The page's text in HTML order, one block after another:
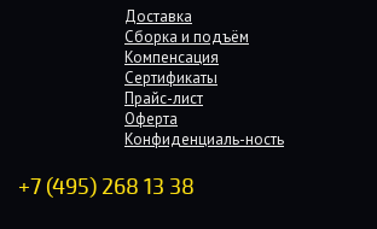
Доставка
Сборка и подъём
Компенсация
Сертификаты
Прайс-лист
Оферта
Конфиденциаль-ность
+7 (495) 268 13 38